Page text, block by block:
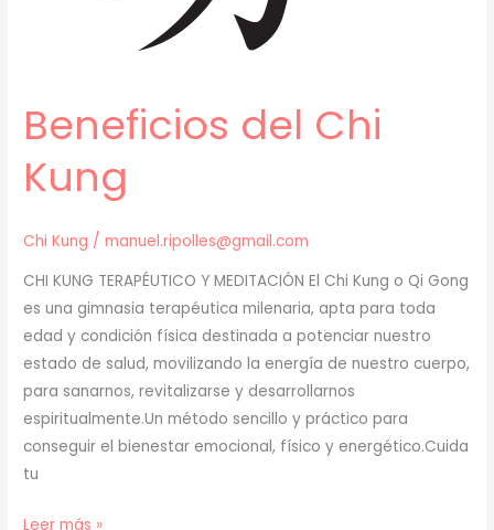
Beneficios del Chi
Kung
Chi Kung /manuel.ripolles@gmail.com
CHI KUNG TERAPÉUTICO Y MEDITACIÓN El Chi Kung o Qi Gong
es una gimnasia terapéutica milenaria, apta para toda
edad y condición física destinada a potenciar nuestro
estado de salud, movilizando la energía de nuestro cuerpo,
para sanarnos, revitalizarse y desarrollarnos
espiritualmente.Un método sencillo y práctico para
conseguir el bienestar emocional, físico y energético.Cuida
tu
Beneficios
Leer más »